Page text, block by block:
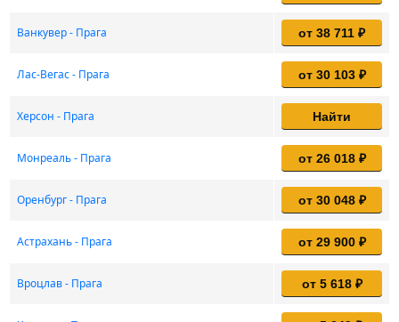
Ванкувер - Прага от 38 711 ₽
Лас-Вегас - Прага от 30 103 ₽
Херсон - Прага Найти
Монреаль - Прага от 26 018 ₽
Оренбург - Прага от 30 048 ₽
Астрахань - Прага от 29 900 ₽
Вроцлав - Прага от 5 618 ₽